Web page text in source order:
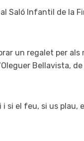
Saló Infantil de la
un regalet per als
Bellavista,
i si el feu, si us